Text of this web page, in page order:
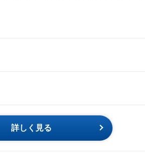
詳しく見る